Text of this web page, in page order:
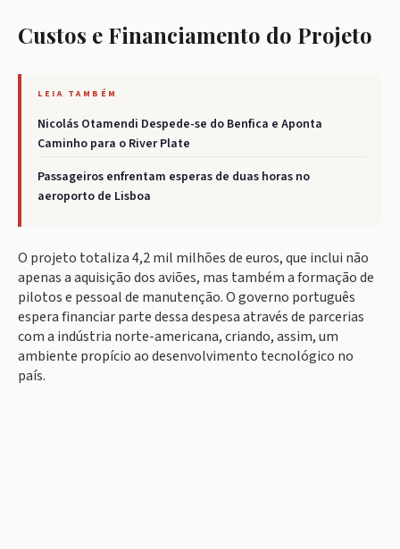
Custos e Financiamento do Projeto
LEIA TAMBÉM
Nicolás Otamendi Despede-se do Benfica e Aponta
Caminho para o River Plate
Passageiros enfrentam esperas de duas horas no
aeroporto de Lisboa
O projeto totaliza 4,2 mil milhões de euros, que inclui não
apenas a aquisição dos aviões, mas também a formação de
pilotos e pessoal de manutenção. O governo português
espera financiar parte dessa despesa através de parcerias
com a indústria norte-americana, criando, assim, um
ambiente propício ao desenvolvimento tecnológico no
país.